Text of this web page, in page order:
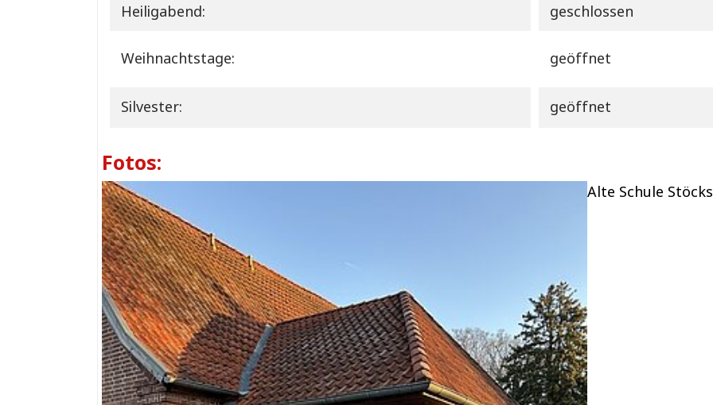
Heiligabend: geschlossen
Weihnachtstage: geöffnet
Silvester: geöffnet
Fotos:
Alte Schule